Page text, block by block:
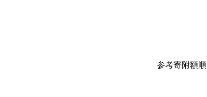
参考寄附額順